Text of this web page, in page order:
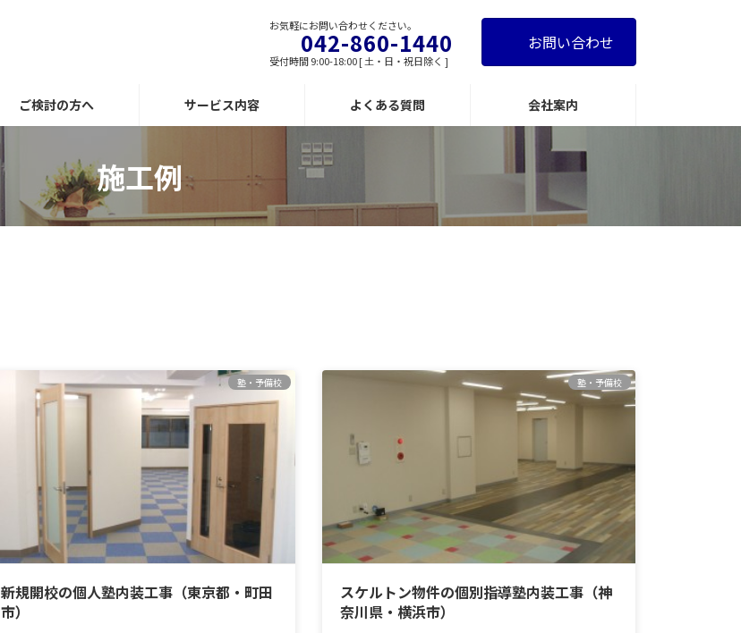
お気軽にお問い合わせください。
042-860-1440
受付時間 9:00-18:00 [ 土・日・祝日除く ]
お問い合わせ
ご検討の方へ サービス内容 よくある質問 会社案内
施工例
塾・予備校
新規開校の個人塾内装工事（東京都・町田
市）
塾・予備校
スケルトン物件の個別指導塾内装工事（神
奈川県・横浜市）